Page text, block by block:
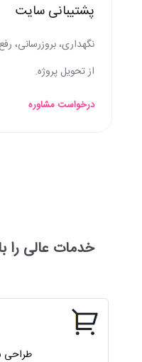
پشتیبانی سایت
نگهداری، بروزرسانی،
از تحویل پروژه.
درخواست مشاوره
خدمات عالی را
طراحی